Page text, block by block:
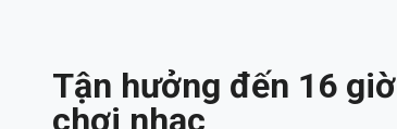
Tận hưởng đến 16 giờ